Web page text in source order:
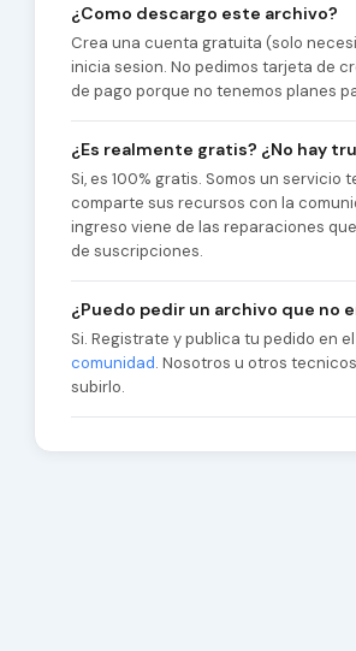
¿Como descargo este archivo?
Crea una cuenta gratuita (solo
inicia sesion. No pedimos tarjeta de
de pago porque no tenemos planes
¿Es realmente gratis? ¿No hay
Si, es 100% gratis. Somos un servicio
comparte sus recursos con la
ingreso viene de las reparaciones
de suscripciones.
¿Puedo pedir un archivo que no
Si. Registrate y publica tu pedido en
comunidad. Nosotros u otros
subirlo.